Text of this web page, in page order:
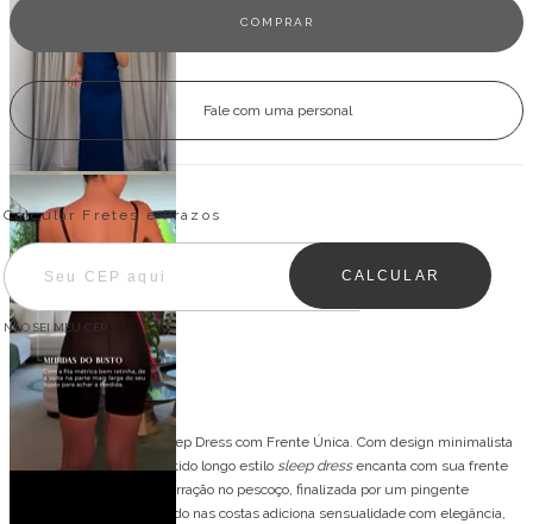
Fale com uma personal
Entregas para o CEP:
Calcular Fretes e Prazos
CALCULAR
NÃO SEI MEU CEP
Descrição
O vestido Starlit Grace Sleep Dress com Frente Única. Com design minimalista
e toque sedutor, este vestido longo estilo sleep dressencanta com sua frente
única transpassada e amarração no pescoço, finalizada por um pingente
delicado. O decote profundo nas costas adiciona sensualidade com elegância,